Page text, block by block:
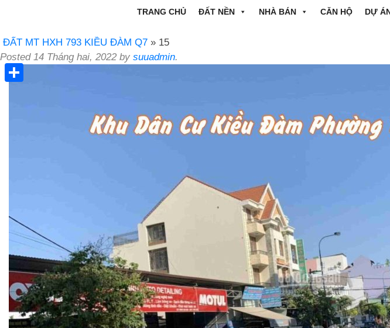
TRANG CHỦ ĐẤT NỀN NHÀ BÁN CĂN HỘ DỰ
ĐẤT MT HXH 793 KIỀU ĐÀM Q7 » 15
Posted 14 Tháng hai, 2022 by suuadmin.